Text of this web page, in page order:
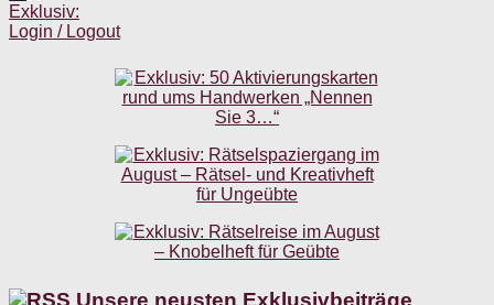
Exklusiv:
Login / Logout
Unsere neusten Exklusivbeiträge